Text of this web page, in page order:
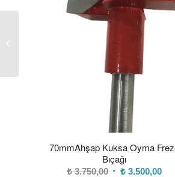
70mmAhşap Kuksa Oyma
Bıçağı
₺3.750,00 Orijinal
₺ 3.500,00Şu